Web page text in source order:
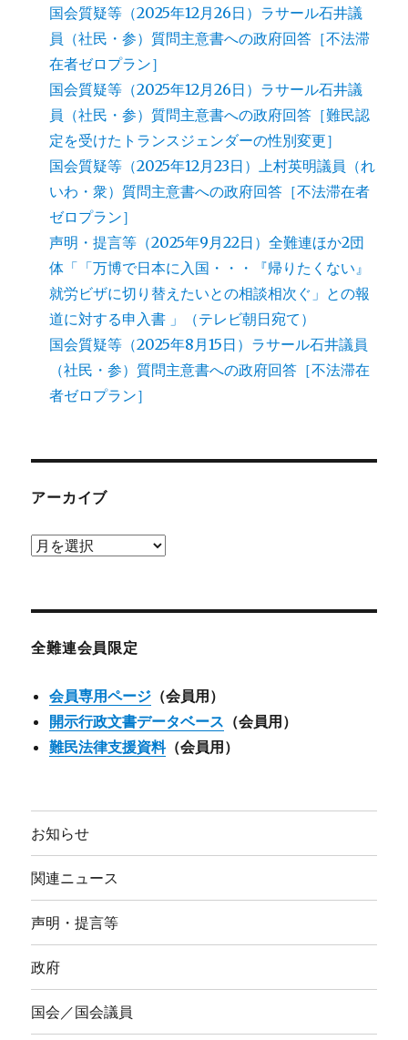
国会質疑等（2025年12月26日）ラサール石井議
員（社民・参）質問主意書への政府回答［不法滞
在者ゼロプラン］
国会質疑等（2025年12月26日）ラサール石井議
員（社民・参）質問主意書への政府回答［難民認
定を受けたトランスジェンダーの性別変更］
国会質疑等（2025年12月23日）上村英明議員（れ
いわ・衆）質問主意書への政府回答［不法滞在者
ゼロプラン］
声明・提言等（2025年9月22日）全難連ほか2団
体「「万博で日本に入国・・・『帰りたくない』
就労ビザに切り替えたいとの相談相次ぐ」との報
道に対する申入書 」（テレビ朝日宛て）
国会質疑等（2025年8月15日）ラサール石井議員
（社民・参）質問主意書への政府回答［不法滞在
者ゼロプラン］
アーカイブ
ア
ブ
全難連会員限定
会員専用ページ （会員用）
開示行政文書データベース （会員用）
難民法律支援資料（会員用）
お知らせ
関連ニュース
声明・提言等
政府
国会／国会議員